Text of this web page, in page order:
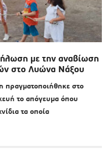
με την αναβίωση
στο Λυώνα Νάξου
πραγματοποιήθηκε στο
το απόγευμα όπου
τα οποία